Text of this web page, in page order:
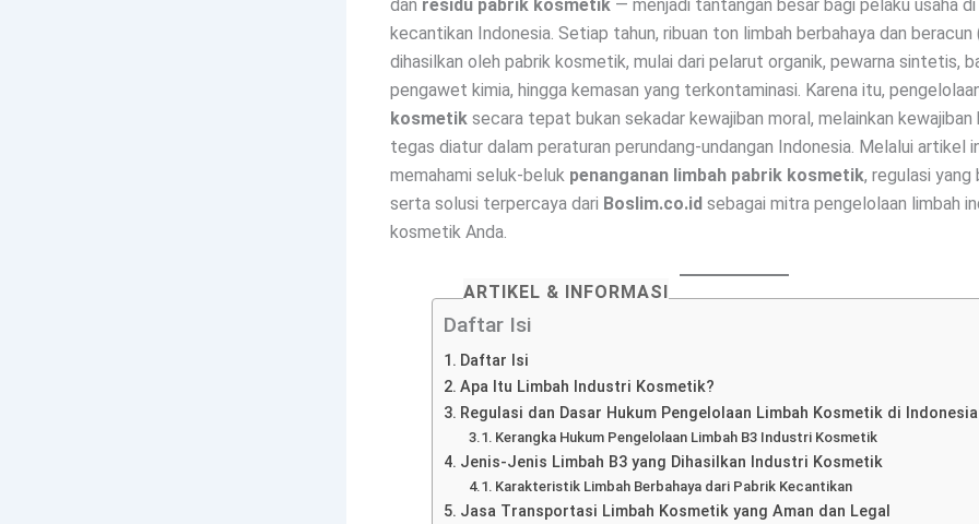
dan residu pabrik kosmetik — menjadi tantangan besar bagi pelaku usaha
kecantikan Indonesia. Setiap tahun, ribuan ton limbah berbahaya dan beracun
dihasilkan oleh pabrik kosmetik, mulai dari pelarut organik, pewarna sintetis,
pengawet kimia, hingga kemasan yang terkontaminasi. Karena itu,
kosmetik secara tepat bukan sekadar kewajiban moral, melainkan kewajiban
tegas diatur dalam peraturan perundang-undangan Indonesia. Melalui artikel
memahami seluk-beluk penanganan limbah pabrik kosmetik, regulasi yang
serta solusi terpercaya dari Boslim.co.id sebagai mitra pengelolaan limbah
kosmetik Anda.
ARTIKEL & INFORMASI
Daftar Isi
Daftar Isi
Apa Itu Limbah Industri Kosmetik?
Regulasi dan Dasar Hukum Pengelolaan Limbah Kosmetik di Indonesia
Kerangka Hukum Pengelolaan Limbah B3 Industri Kosmetik
Jenis-Jenis Limbah B3 yang Dihasilkan Industri Kosmetik
Karakteristik Limbah Berbahaya dari Pabrik Kecantikan
Jasa Transportasi Limbah Kosmetik yang Aman dan Legal